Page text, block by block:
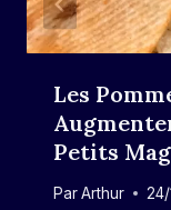
Les
Petits
ParArthur